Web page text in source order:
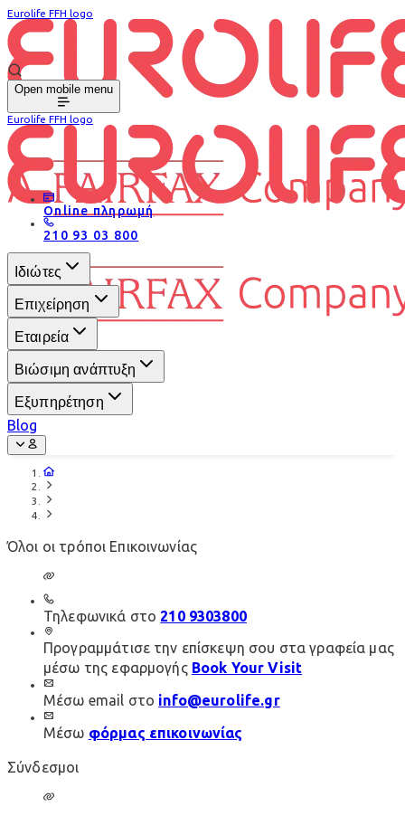
Eurolife FFH logo
Open mobile menu
Eurolife FFH logo
Online πληρωμή
210 93 03 800
Ιδιώτες
Επιχείρηση
Εταιρεία
Βιώσιμη ανάπτυξη
Εξυπηρέτηση
Blog
Όλοι οι τρόποι Επικοινωνίας
Τηλεφωνικά στο 210 9303800
Προγραμμάτισε την επίσκεψη σου στα γραφεία μας
μέσω της εφαρμογής Book Your Visit
Μέσω email στο info@eurolife.gr
Μέσω φόρμας επικοινωνίας
Σύνδεσμοι